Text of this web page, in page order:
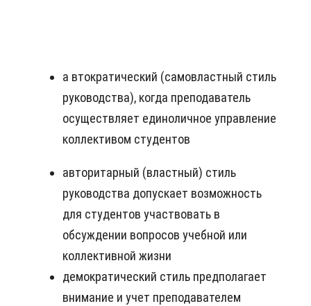
а втократический (самовластный стиль
руководства), когда преподаватель
осуществляет единоличное управление
коллективом студентов
авторитарный (властный) стиль
руководства допускает возможность
для студентов участвовать в
обсуждении вопросов учебной или
коллективной жизни
демократический стиль предполагает
внимание и учет преподавателем